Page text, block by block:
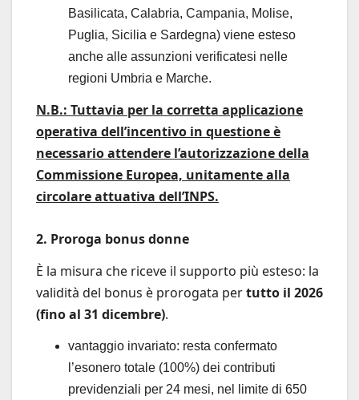
Basilicata, Calabria, Campania, Molise,
Puglia, Sicilia e Sardegna) viene esteso
anche alle assunzioni verificatesi nelle
regioni Umbria e Marche.
N.B.: Tuttavia per la corretta applicazione
operativa dell’incentivo in questione è
necessario attendere l’autorizzazione della
Commissione Europea, unitamente alla
circolare attuativa dell’INPS.
2. Proroga bonus donne
È la misura che riceve il supporto più esteso: la
validità del bonus è prorogata pertutto il 2026
(fino al 31 dicembre).
vantaggio invariato: resta confermato
l’esonero totale (100%) dei contributi
previdenziali per 24 mesi, nel limite di 650